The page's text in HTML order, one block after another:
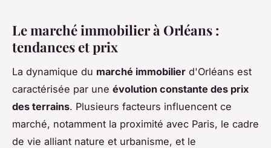
Le marché immobilier à Orléans :
tendances et prix
La dynamique du marché immobilier d'Orléans est
caractérisée par une évolution constante des prix
des terrains. Plusieurs facteurs influencent ce
marché, notamment la proximité avec Paris, le cadre
de vie alliant nature et urbanisme, et le